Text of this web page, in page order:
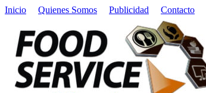
Inicio Quienes Somos Publicidad Contacto